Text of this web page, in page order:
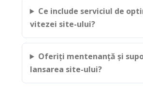
Ce include serviciul de
vitezei site-ului?
Oferiți mentenanță și
lansarea site-ului?